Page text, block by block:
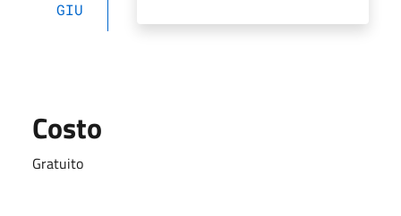
GIU
Costo
Gratuito